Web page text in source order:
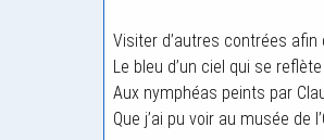
Visiter d’autres contrées afin
Le bleu d’un ciel qui se
Aux nymphéas peints par
Que j’ai pu voir au musée de